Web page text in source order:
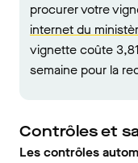
procurer votre
internet du
vignette coûte
semaine pour la
Contrôles et
Les contrôles